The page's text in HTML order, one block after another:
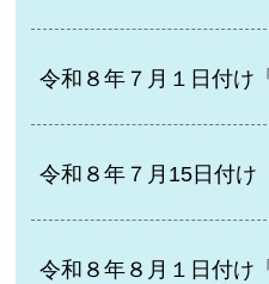
令和８年７月１日付け
令和８年７月15日付け
令和８年８月１日付け